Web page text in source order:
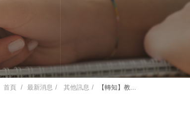
首頁 最新消息 其他訊息 【轉知】教...